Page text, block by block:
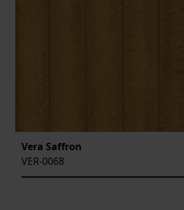
Vera Saffron
VER-0068